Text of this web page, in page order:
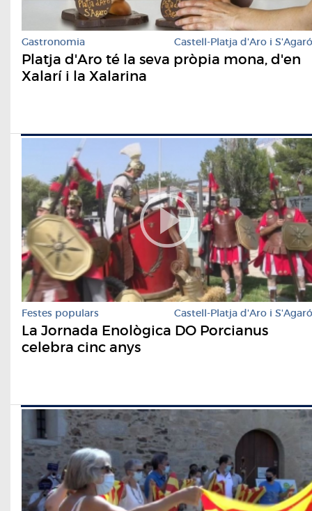
Gastronomia Castell-Platja d'Aro i S'Agaró
Platja d'Aro té la seva pròpia mona, d'en
Xalarí i la Xalarina
Festes populars Castell-Platja d'Aro i S'Agaró
La Jornada Enològica DO Porcianus
celebra cinc anys